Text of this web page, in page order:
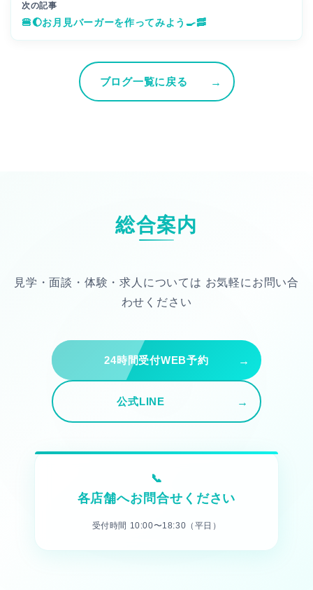
次の記事
🍔🌔お月見バーガーを作ってみよう🍳🥓
ブログ一覧に戻る
総合案内
見学・面談・体験・求人については お気軽にお問い合
わせください
24時間受付WEB予約
公式LINE
各店舗へお問合せください
受付時間 10:00〜18:30（平日）